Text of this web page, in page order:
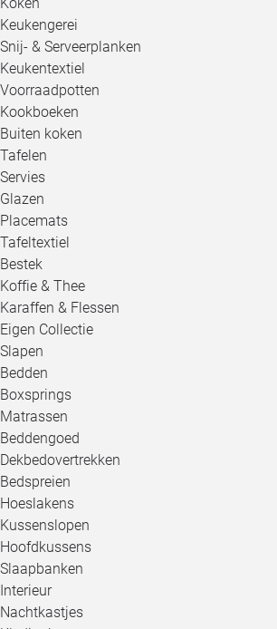
Keukengerei
Snij- & Serveerplanken
Keukentextiel
Voorraadpotten
Kookboeken
Buiten koken
Tafelen
Servies
Glazen
Placemats
Tafeltextiel
Bestek
Koffie & Thee
Karaffen & Flessen
Eigen Collectie
Slapen
Bedden
Boxsprings
Matrassen
Beddengoed
Dekbedovertrekken
Bedspreien
Hoeslakens
Kussenslopen
Hoofdkussens
Slaapbanken
Interieur
Nachtkastjes